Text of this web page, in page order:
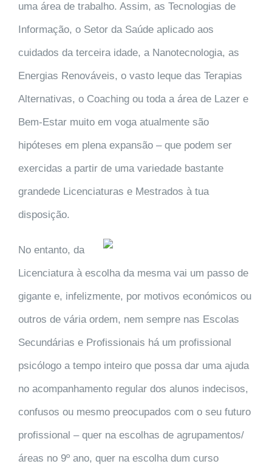
uma área de trabalho. Assim, as Tecnologias de
Informação, o Setor da Saúde aplicado aos
cuidados da terceira idade, a Nanotecnologia, as
Energias Renováveis, o vasto leque das Terapias
Alternativas, o Coaching ou toda a área de Lazer e
Bem-Estar muito em voga atualmente são
hipóteses em plena expansão – que podem ser
exercidas a partir de uma variedade bastante
grandede Licenciaturas e Mestrados à tua
disposição.
No entanto, da
Licenciatura à escolha da mesma vai um passo de
gigante e, infelizmente, por motivos económicos ou
outros de vária ordem, nem sempre nas Escolas
Secundárias e Profissionais há um profissional
psicólogo a tempo inteiro que possa dar uma ajuda
no acompanhamento regular dos alunos indecisos,
confusos ou mesmo preocupados com o seu futuro
profissional – quer na escolhas de agrupamentos/
áreas no 9º ano, quer na escolha dum curso